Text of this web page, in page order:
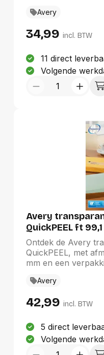
uitstekende
eenvoudig te
vellen met 14
gecertificeerd, wat
duurzame keuze.
gratis Avery
Avery
34,99 incl. BTW
11 direct
Volgende
Avery
QuickPEEL ft
stuks, 16 per blad
Ontdek de Avery
QuickPEEL, met
mm en een
onzichtbaar na
innovatieve
Geschikt voor
ontwerpen met de
Print software, zijn
Avery
42,99 incl. BTW
5 direct
Volgende